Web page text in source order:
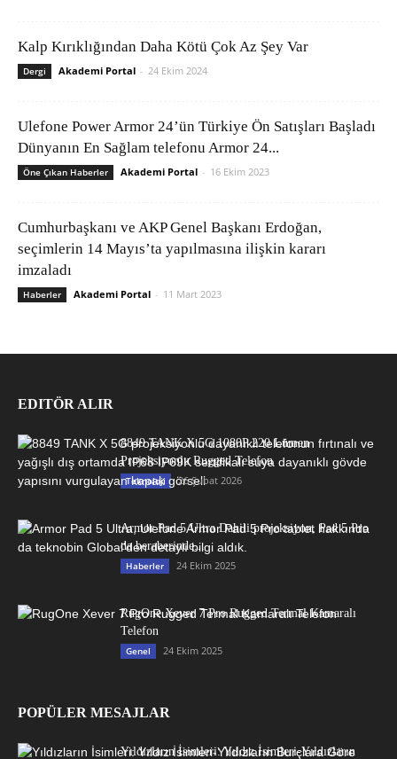
Kalp Kırıklığından Daha Kötü Çok Az Şey Var
Dergi Akademi Portal - 24 Ekim 2024
Ulefone Power Armor 24’ün Türkiye Ön Satışları Başladı
Dünyanın En Sağlam telefonu Armor 24...
Öne Çıkan Haberler Akademi Portal - 16 Ekim 2023
Cumhurbaşkanı ve AKP Genel Başkanı Erdoğan,
seçimlerin 14 Mayıs’ta yapılmasına ilişkin kararı
imzaladı
Haberler Akademi Portal - 11 Mart 2023
EDITÖR ALIR
8849 TANK X 5G 1080P 220 Lümen
Projeksiyonlu Rugged Telefon
Teknoloji 26 Şubat 2026
Armor Pad 5 Ultra Dahili projeksiyon, Pad 5 Pro
da beraberinde...
Haberler 24 Ekim 2025
RugOne Xever 7 Pro Rugged Termal Kamaralı
Telefon
Genel 24 Ekim 2025
POPÜLER MESAJLAR
Yıldızların İsimleri: Yıldız İsimleri-Yıldızların